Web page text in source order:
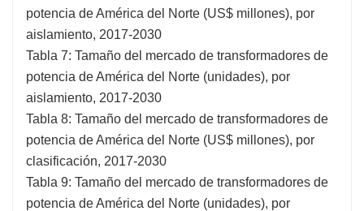
potencia de América del Norte (US$ millones), por
aislamiento, 2017-2030
Tabla 7: Tamaño del mercado de transformadores de
potencia de América del Norte (unidades), por
aislamiento, 2017-2030
Tabla 8: Tamaño del mercado de transformadores de
potencia de América del Norte (US$ millones), por
clasificación, 2017-2030
Tabla 9: Tamaño del mercado de transformadores de
potencia de América del Norte (unidades), por